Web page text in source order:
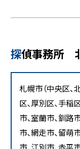
探偵事務所
札幌市（中央区、
区、厚別区、手稲
市、室蘭市、釧路
市、網走市、留萌